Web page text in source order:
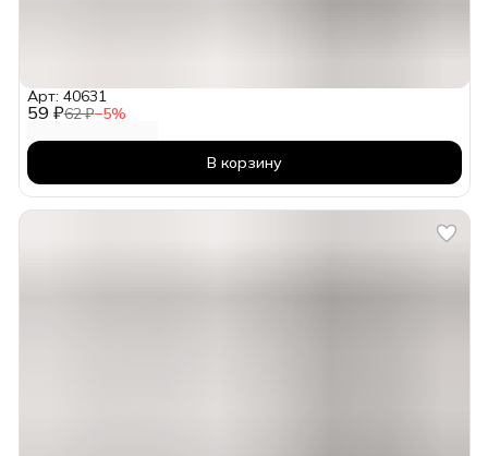
59 ₽62 ₽−5%
Арт: 40631
В корзину